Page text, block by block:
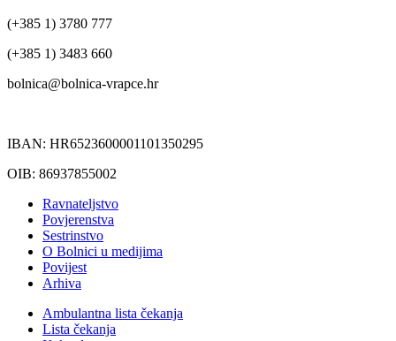
(+385 1) 3780 777
(+385 1) 3483 660
bolnica@bolnica-vrapce.hr
IBAN: HR6523600001101350295
OIB: 86937855002
Ravnateljstvo
Povjerenstva
Sestrinstvo
O Bolnici u medijima
Povijest
Arhiva
Ambulantna lista čekanja
Lista čekanja